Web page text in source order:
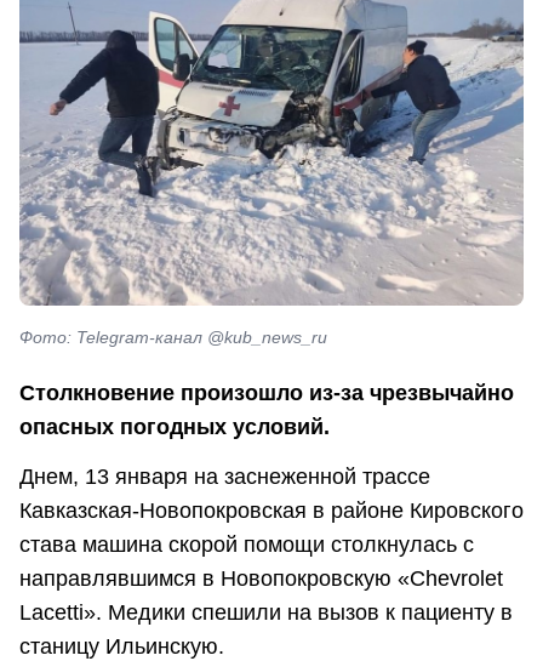
Фото: Telegram-канал @kub_news_ru
Столкновение произошло из-за чрезвычайно
опасных погодных условий.
Днем, 13 января на заснеженной трассе
Кавказская-Новопокровская в районе Кировского
става машина скорой помощи столкнулась с
направлявшимся в Новопокровскую «Chevrolet
Lacetti». Медики спешили на вызов к пациенту в
станицу Ильинскую.